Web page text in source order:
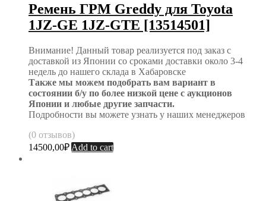
Ремень ГРМ Greddy для Toyota
1JZ-GE 1JZ-GTE [13514501]
Внимание! Данный товар реализуется под заказ с
доставкой из Японии со сроками доставки около 3-4
недель до нашего склада в Хабаровске
Также мы можем подобрать вам вариант в
состоянии б/у по более низкой цене с аукционов
Японии и любые другие запчасти.
Подробности вы можете узнать у наших менеджеров
(0 отзывов)
14500,00₽ Add to cart